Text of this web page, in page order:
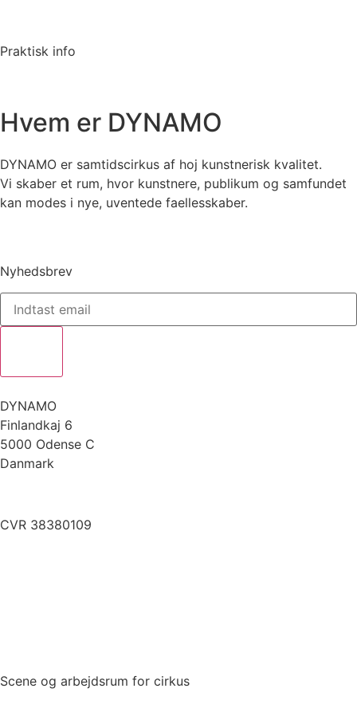
Praktisk info
Hvem er DYNAMO
DYNAMO er samtidscirkus af hoj kunstnerisk kvalitet.
Vi skaber et rum, hvor kunstnere, publikum og samfundet
kan modes i nye, uventede faellesskaber.
Nyhedsbrev
DYNAMO
Finlandkaj 6
5000 Odense C
Danmark
CVR 38380109
Scene og arbejdsrum for cirkus